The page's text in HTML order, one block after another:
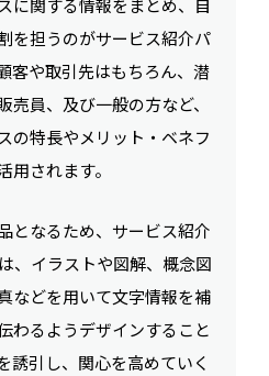
に関する情報をまとめ、自
を担うのがサービス紹介パ
客や取引先はもちろん、潜
員、及び一般の方など、
の特長やメリット・ベネフ
用されます。
となるため、サービス紹介
、イラストや図解、概念図
などを用いて文字情報を補
わるようデザインすること
誘引し、関心を高めていく